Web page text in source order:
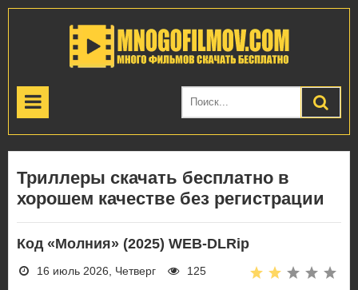
Триллеры скачать бесплатно в
хорошем качестве без регистрации
Код «Молния» (2025) WEB-DLRip
16 июль 2026, Четверг 125